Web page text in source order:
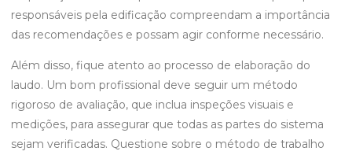
responsáveis pela edificação compreendam a importância
das recomendações e possam agir conforme necessário.
Além disso, fique atento ao processo de elaboração do
laudo. Um bom profissional deve seguir um método
rigoroso de avaliação, que inclua inspeções visuais e
medições, para assegurar que todas as partes do sistema
sejam verificadas. Questione sobre o método de trabalho